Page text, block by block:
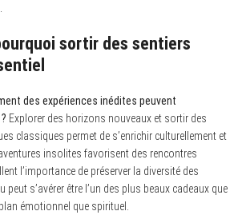
sortir des sentiers
des expériences inédites peuvent
Explorer des horizons nouveaux et sortir des
classiques permet de s’enrichir culturellement et
insolites favorisent des rencontres
l’importance de préserver la diversité des
peut s’avérer être l’un des plus beaux cadeaux que
émotionnel que spirituel.